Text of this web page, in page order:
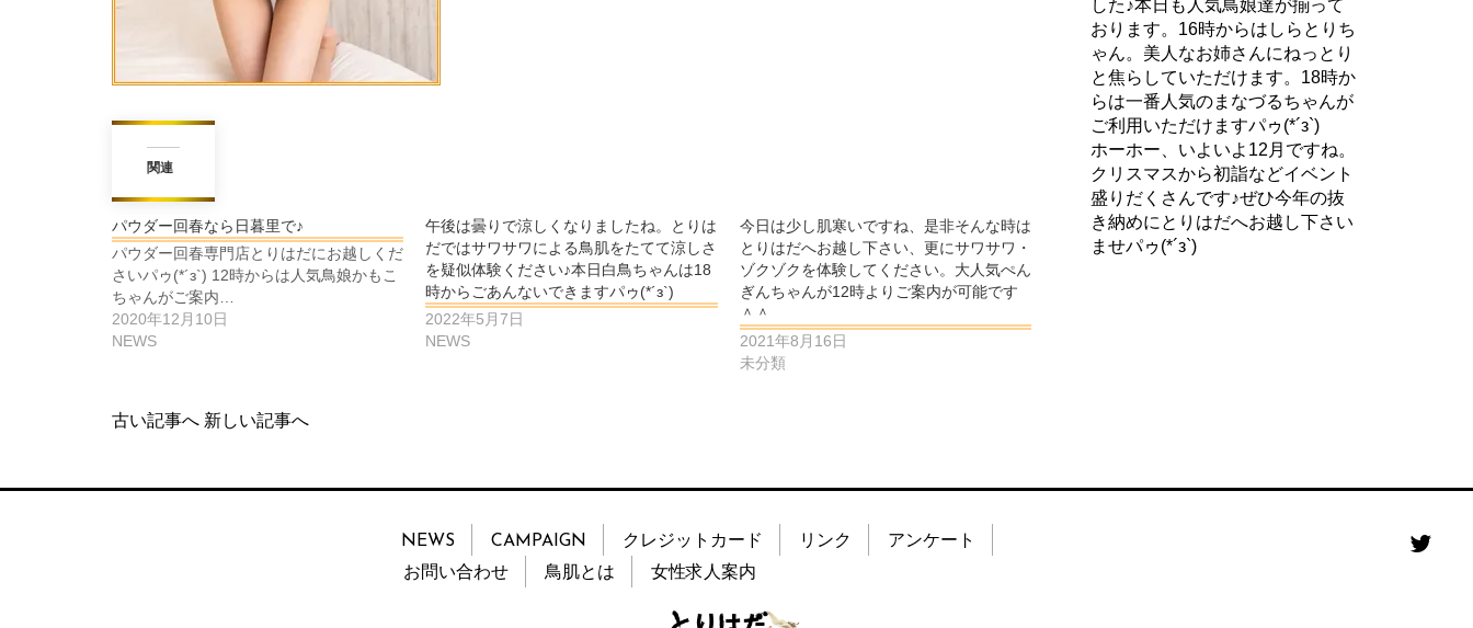
関連
パウダー回春なら日暮里で♪
パウダー回春専門店とりはだにお越しくだ
さいパゥ(*´з`) 12時からは人気鳥娘かもこ
ちゃんがご案内…
2020年12月10日
NEWS
午後は曇りで涼しくなりましたね。とりは
だではサワサワによる鳥肌をたてて涼しさ
を疑似体験ください♪本日白鳥ちゃんは18
時からごあんないできますパゥ(*´з`)
2022年5月7日
NEWS
今日は少し肌寒いですね、是非そんな時は
とりはだへお越し下さい、更にサワサワ・
ゾクゾクを体験してください。大人気ぺん
ぎんちゃんが12時よりご案内が可能です
＾＾
2021年8月16日
未分類
古い記事へ 新しい記事へ
した♪本日も人気鳥娘達が揃って
おります。16時からはしらとりち
ゃん。美人なお姉さんにねっとり
と焦らしていただけます。18時か
らは一番人気のまなづるちゃんが
ご利用いただけますパゥ(*´з`)
ホーホー、いよいよ12月ですね。
クリスマスから初詣などイベント
盛りだくさんです♪ぜひ今年の抜
き納めにとりはだへお越し下さい
ませパゥ(*´з`)
NEWS CAMPAIGN クレジットカード リンク
アンケート
お問い合わせ
鳥肌とは 女性求人案内